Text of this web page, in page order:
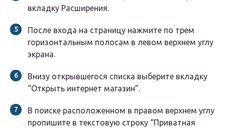
вкладку Расширения.
После входа на страницу нажмите по трем
горизонтальным полосам в левом верхнем углу
экрана.
Внизу открывшегося списка выберите вкладку
“Открыть интернет магазин”.
В поиске расположенном в правом верхнем углу
пропишите в текстовую строку “Приватная